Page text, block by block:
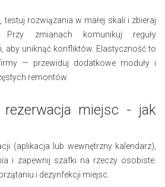
rozwiązania w małej skali i zbieraj
Przy zmianach komunikuj reguły
aby uniknąć konfliktów. Elastyczność to
— przewiduj dodatkowe moduły i
remontów.
miejsc - jak
(aplikacja lub wewnętrzny kalendarz),
i zapewnij szafki na rzeczy osobiste.
i dezynfekcji miejsc.